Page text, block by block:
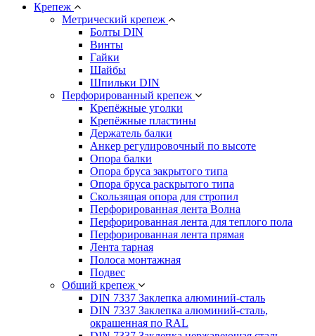
Крепеж
Метрический крепеж
Болты DIN
Винты
Гайки
Шайбы
Шпильки DIN
Перфорированный крепеж
Крепёжные уголки
Крепёжные пластины
Держатель балки
Анкер регулировочный по высоте
Опора балки
Опора бруса закрытого типа
Опора бруса раскрытого типа
Скользящая опора для стропил
Перфорированная лента Волна
Перфорированная лента для теплого пола
Перфорированная лента прямая
Лента тарная
Полоса монтажная
Подвес
Общий крепеж
DIN 7337 Заклепка алюминий-сталь
DIN 7337 Заклепка алюминий-сталь,
окрашенная по RAL